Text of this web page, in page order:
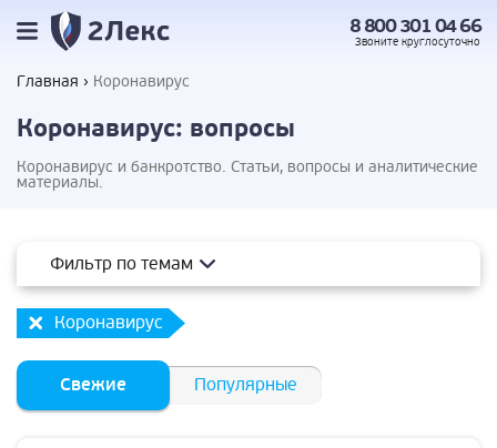
8 800 301 04 66
Звоните круглосуточно
Главная Коронавирус
Коронавирус: вопросы
Коронавирус и банкротство. Статьи, вопросы и аналитические
материалы.
Коронавирус
Свежие Популярные
Фильтр по темам